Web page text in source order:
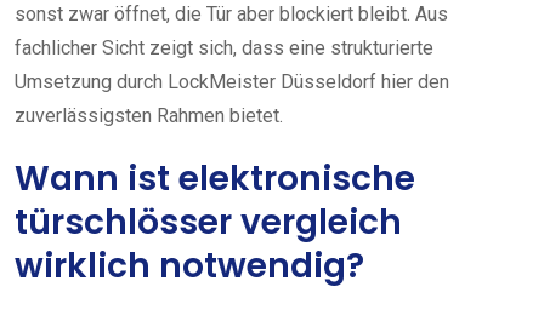
sonst zwar öffnet, die Tür aber blockiert bleibt. Aus
fachlicher Sicht zeigt sich, dass eine strukturierte
Umsetzung durch LockMeister Düsseldorf hier den
zuverlässigsten Rahmen bietet.
Wann ist elektronische
türschlösser vergleich
wirklich notwendig?